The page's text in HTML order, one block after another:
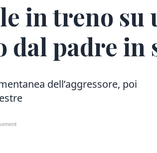
in treno
dal padre in
dell’aggressore, poi